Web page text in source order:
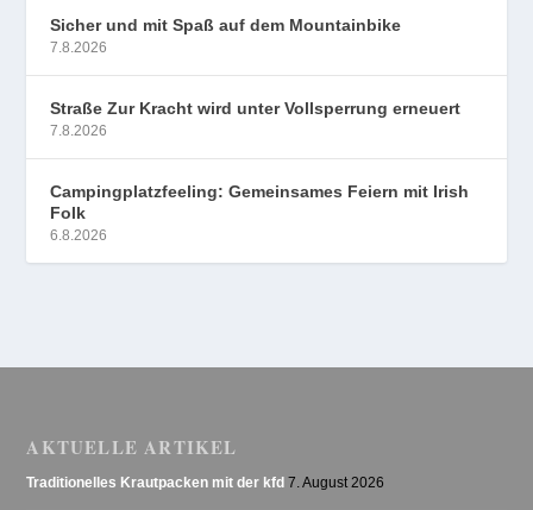
Sicher und mit Spaß auf dem Mountainbike
7.8.2026
Straße Zur Kracht wird unter Vollsperrung erneuert
7.8.2026
Campingplatzfeeling: Gemeinsames Feiern mit Irish
Folk
6.8.2026
AKTUELLE ARTIKEL
Traditionelles Krautpacken mit der kfd 7. August 2026